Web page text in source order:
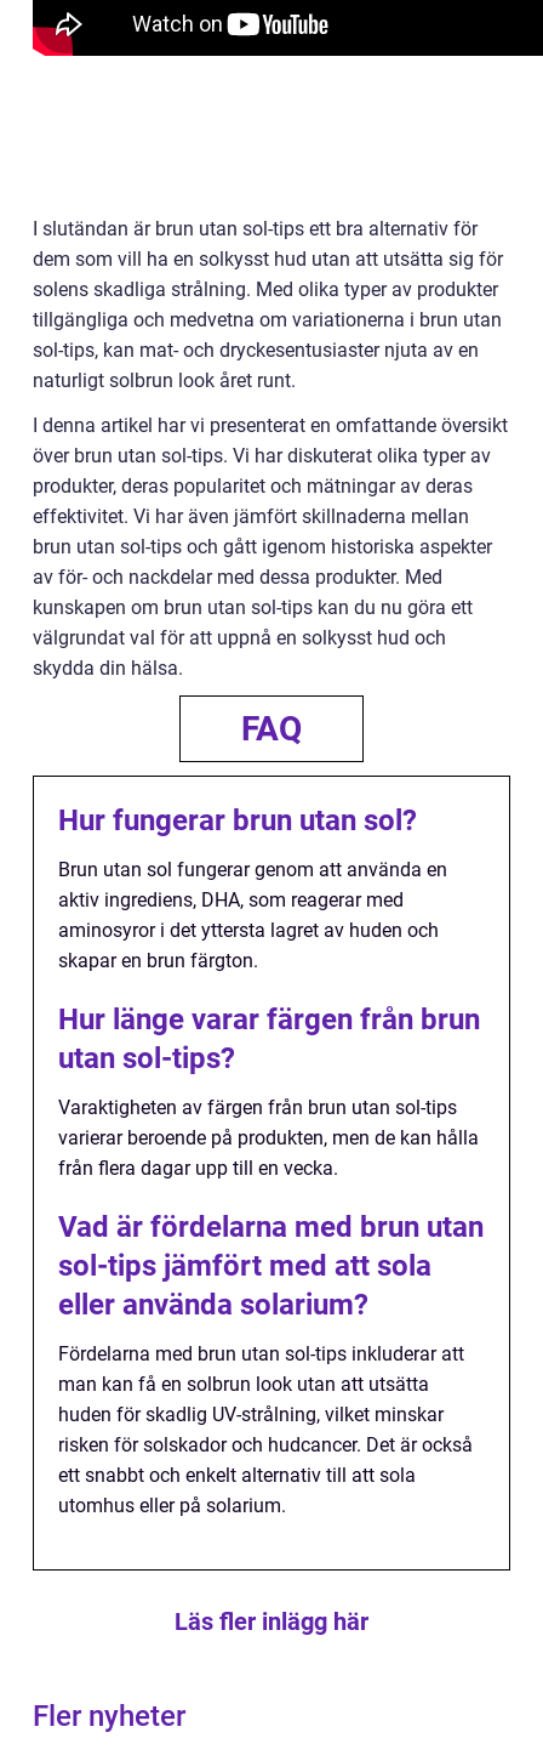
I slutändan är brun utan sol-tips ett bra alternativ för
dem som vill ha en solkysst hud utan att utsätta sig för
solens skadliga strålning. Med olika typer av produkter
tillgängliga och medvetna om variationerna i brun utan
sol-tips, kan mat- och dryckesentusiaster njuta av en
naturligt solbrun look året runt.
I denna artikel har vi presenterat en omfattande översikt
över brun utan sol-tips. Vi har diskuterat olika typer av
produkter, deras popularitet och mätningar av deras
effektivitet. Vi har även jämfört skillnaderna mellan
brun utan sol-tips och gått igenom historiska aspekter
av för- och nackdelar med dessa produkter. Med
kunskapen om brun utan sol-tips kan du nu göra ett
välgrundat val för att uppnå en solkysst hud och
skydda din hälsa.
FAQ
Hur fungerar brun utan sol?
Brun utan sol fungerar genom att använda en
aktiv ingrediens, DHA, som reagerar med
aminosyror i det yttersta lagret av huden och
skapar en brun färgton.
Hur länge varar färgen från brun
utan sol-tips?
Varaktigheten av färgen från brun utan sol-tips
varierar beroende på produkten, men de kan hålla
från flera dagar upp till en vecka.
Vad är fördelarna med brun utan
sol-tips jämfört med att sola
eller använda solarium?
Fördelarna med brun utan sol-tips inkluderar att
man kan få en solbrun look utan att utsätta
huden för skadlig UV-strålning, vilket minskar
risken för solskador och hudcancer. Det är också
ett snabbt och enkelt alternativ till att sola
utomhus eller på solarium.
Läs fler inlägg här
Fler nyheter